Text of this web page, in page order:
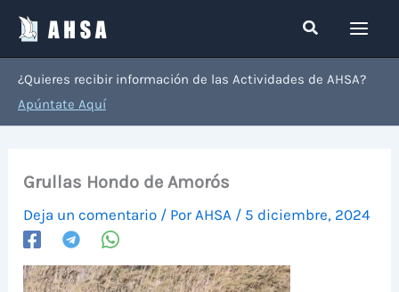
contenido
Buscar
¿Quieres recibir información de las Actividades de AHSA?
Apúntate Aquí
Grullas Hondo de Amorós
Deja un comentario / Por AHSA / 5 diciembre, 2024